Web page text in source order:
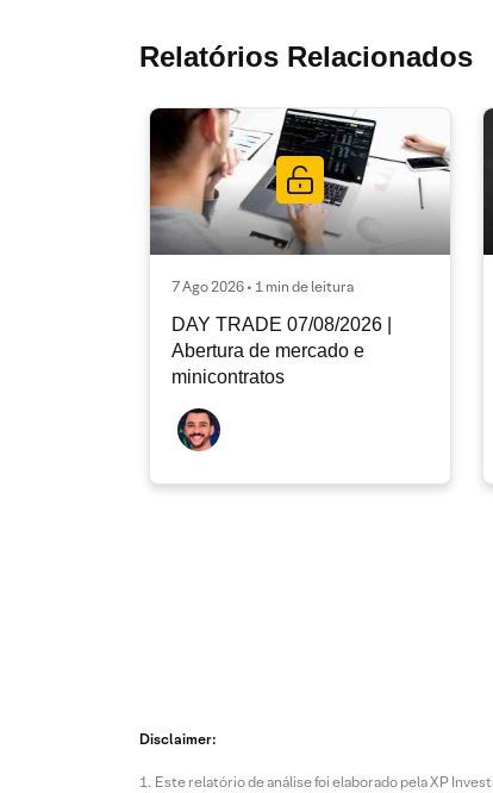
Relatórios Relacionados
7 Ago 2026 • 1 min de leitura
DAY TRADE 07/08/2026 |
Abertura de mercado e
minicontratos
Disclaimer:
Este relatório de análise foi elaborado pela XP